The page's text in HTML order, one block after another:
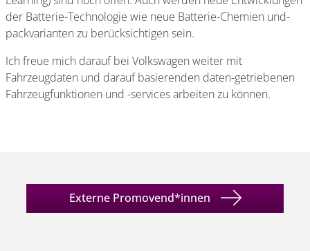
der Batterie-Technologie wie neue Batterie-Chemien und-
packvarianten zu berücksichtigen sein.
Ich freue mich darauf bei Volkswagen weiter mit
Fahrzeugdaten und darauf basierenden daten-getriebenen
Fahrzeugfunktionen und -services arbeiten zu können.
Externe Promovend*innen